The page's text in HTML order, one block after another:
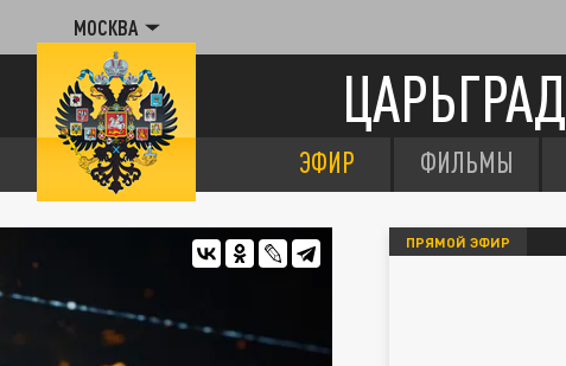
МОСКВА
ЦАРЬГРАД
ЭФИР ФИЛЬМЫ
ПРЯМОЙ ЭФИР